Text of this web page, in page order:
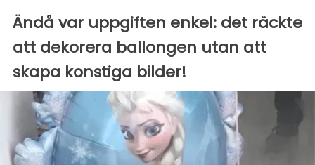
Ändå var uppgiften enkel: det räckte
att dekorera ballongen utan att
skapa konstiga bilder!